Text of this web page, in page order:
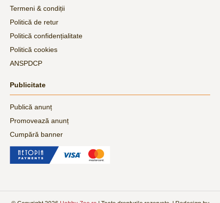
Termeni & condiții
Politică de retur
Politică confidențialitate
Politică cookies
ANSPDCP
Publicitate
Publică anunț
Promovează anunț
Cumpără banner